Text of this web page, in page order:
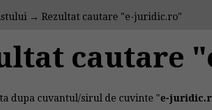
→ Rezultat cautare "e-juridic.ro"
cautare
dupa cuvantul/sirul de cuvinte "e-